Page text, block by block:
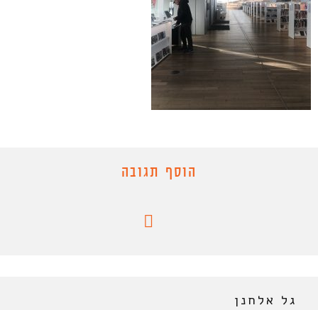
הוסף תגובה
גל אלחנן